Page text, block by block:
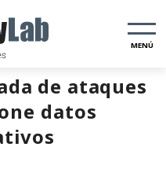
MENÚ
de ataques
datos